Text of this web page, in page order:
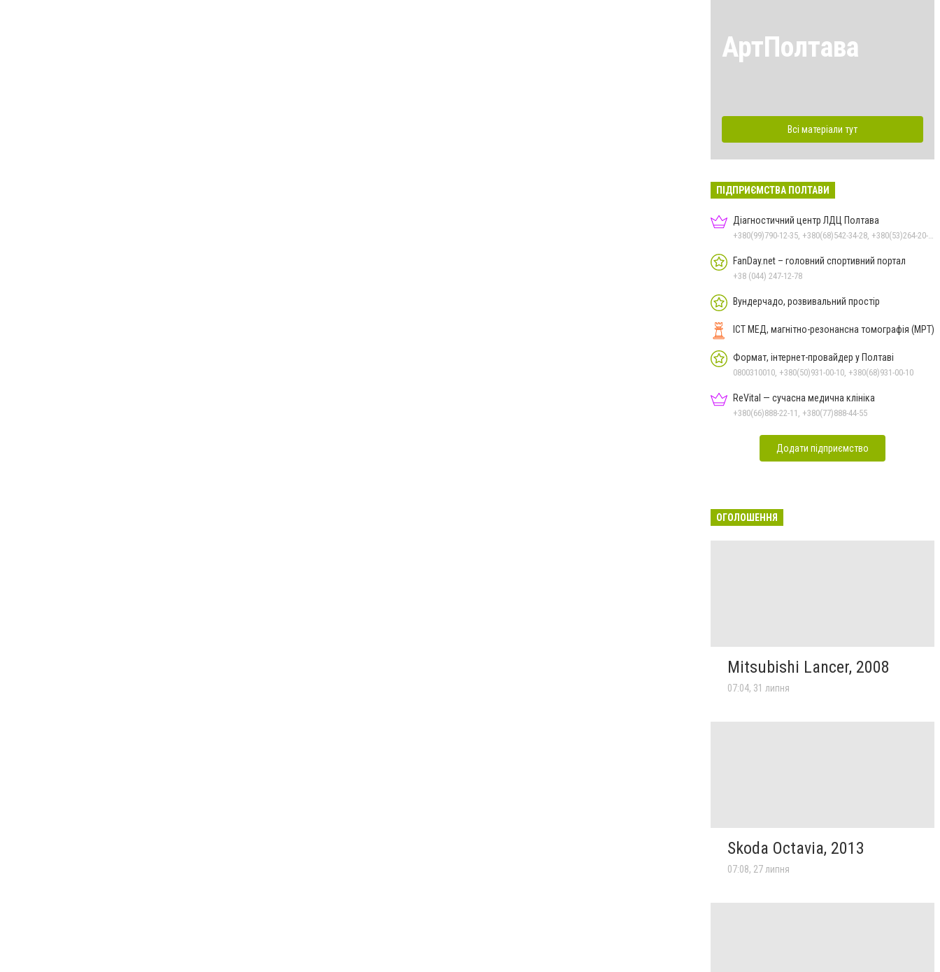
АртПолтава
Всі матеріали тут
ПІДПРИЄМСТВА ПОЛТАВИ
Діагностичний центр ЛДЦ Полтава
FanDay.net – головний спортивний портал
+38 (044) 247-12-78
Вундерчадо, розвивальний простір
ІСТ МЕД, магнітно-резонансна томографія (МРТ)
Формат, інтернет-провайдер у Полтаві
0800310010, +380(50)931-00-10, +380(68)931-00-10
ReVital — сучасна медична клініка
+380(66)888-22-11, +380(77)888-44-55
Додати підприємство
ОГОЛОШЕННЯ
Mitsubishi Lancer, 2008
07:04, 31 липня
Skoda Octavia, 2013
07:08, 27 липня